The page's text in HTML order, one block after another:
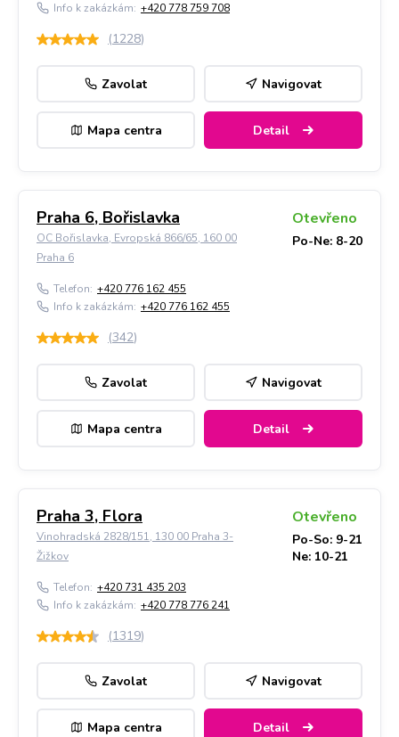
Info k zakázkám: +420 778 759 708
(1228)
Zavolat Navigovat
Mapa centra Detail
Praha 6, Bořislavka
OC Bořislavka, Evropská 866/65, 160 00
Praha 6
Otevřeno
Po-Ne: 8-20
Telefon: +420 776 162 455
Info k zakázkám: +420 776 162 455
(342)
Zavolat Navigovat
Mapa centra Detail
Praha 3, Flora
Vinohradská 2828/151, 130 00 Praha 3-
Žižkov
Otevřeno
Po-So: 9-21
Ne: 10-21
Telefon: +420 731 435 203
Info k zakázkám: +420 778 776 241
(1319)
Zavolat Navigovat
Mapa centra Detail